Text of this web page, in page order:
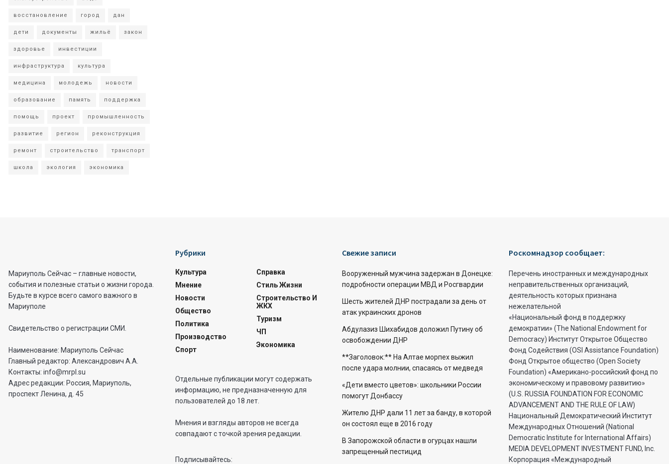
восстановление город дан
дети документы жильё закон
здоровье инвестиции
инфраструктура культура
медицина молодежь новости
образование память поддержка
помощь проект промышленность
развитие регион реконструкция
ремонт строительство транспорт
школа экология экономика
Мариуполь Сейчас – главные новости,
события и полезные статьи о жизни города.
Будьте в курсе всего самого важного в
Мариуполе
Свидетельство о регистрации СМИ.
Наименование: Мариуполь Сейчас
Главный редактор: Александрович А.А.
Контакты: info@mrpl.su
Адрес редакции: Россия, Мариуполь,
проспект Ленина, д. 45
Рубрики
Культура
Мнение
Новости
Общество
Политика
Производство
Спорт
Справка
Стиль Жизни
Строительство И
ЖКХ
Туризм
ЧП
Экономика
Отдельные публикации могут содержать
информацию, не предназначенную для
пользователей до 18 лет.
Мнения и взгляды авторов не всегда
совпадают с точкой зрения редакции.
Подписывайтесь:
Свежие записи
Вооруженный мужчина задержан в Донецке:
подробности операции МВД и Росгвардии
Шесть жителей ДНР пострадали за день от
атак украинских дронов
Абдулазиз Шихабидов доложил Путину об
освобождении ДНР
**Заголовок:** На Алтае морпех выжил
после удара молнии, спасаясь от медведя
«Дети вместо цветов»: школьники России
помогут Донбассу
Жителю ДНР дали 11 лет за банду, в которой
он состоял еще в 2016 году
В Запорожской области в огурцах нашли
запрещенный пестицид
Роскомнадзор сообщает:
Перечень иностранных и международных
неправительственных организаций,
деятельность которых признана
нежелательной
«Национальный фонд в поддержку
демократии» (The National Endowment for
Democracy) Институт Открытое Общество
Фонд Содействия (OSI Assistance Foundation)
Фонд Открытое общество (Open Society
Foundation) «Американо-российский фонд по
экономическому и правовому развитию»
(U.S. RUSSIA FOUNDATION FOR ECONOMIC
ADVANCEMENT AND THE RULE OF LAW)
Национальный Демократический Институт
Международных Отношений (National
Democratic Institute for International Affairs)
MEDIA DEVELOPMENT INVESTMENT FUND, Inc.
Корпорация «Международный